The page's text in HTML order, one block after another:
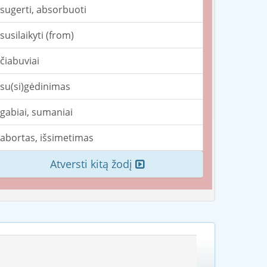
sugerti, absorbuoti
susilaikyti (from)
čiabuviai
su(si)gėdinimas
gabiai, sumaniai
abortas, išsimetimas
Atversti kitą žodį